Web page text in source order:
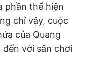
phần thể hiện
chỉ vậy, cuộc
của Quang
với sân chơi